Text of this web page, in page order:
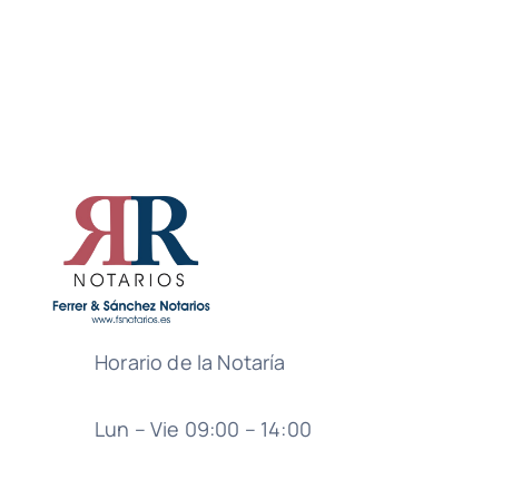
Horario de la Notaría
Lun – Vie 09:00 – 14:00